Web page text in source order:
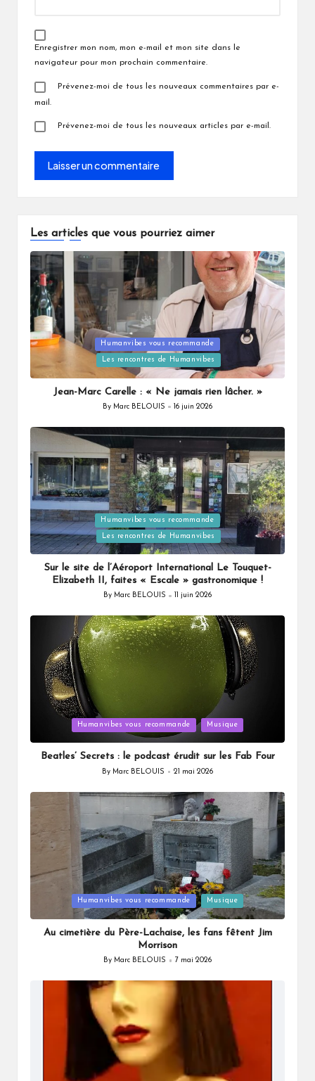
Enregistrer mon nom, mon e-mail et mon site dans le
navigateur pour mon prochain commentaire.
Prévenez-moi de tous les nouveaux commentaires par e-
mail.
Prévenez-moi de tous les nouveaux articles par e-mail.
Les articles que vous pourriez aimer
Posted
Humanvibes vous recommande
Les rencontres de Humanvibes
Jean-Marc Carelle : « Ne jamais rien lâcher. »
Posted
By Marc BELOUIS 16 juin 2026
Posted
in
Humanvibes vous recommande
Les rencontres de Humanvibes
Sur le site de l’Aéroport International Le Touquet-
Elizabeth II, faites « Escale » gastronomique !
Posted
By Marc BELOUIS 11 juin 2026
Humanvibes vous recommande Musique
Beatles’ Secrets : le podcast érudit sur les Fab Four
Posted
By Marc BELOUIS 21 mai 2026
Humanvibes vous recommande Musique
Au cimetière du Père-Lachaise, les fans fêtent Jim
Morrison
Posted
By Marc BELOUIS 7 mai 2026